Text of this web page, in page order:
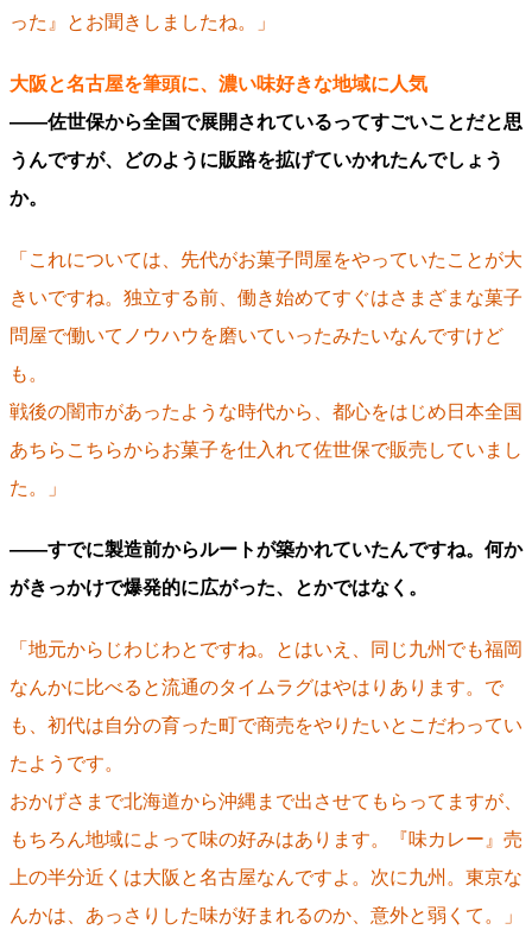
った』とお聞きしましたね。」
大阪と名古屋を筆頭に、濃い味好きな地域に人気
――佐世保から全国で展開されているってすごいことだと思
うんですが、どのように販路を拡げていかれたんでしょう
か。
「これについては、先代がお菓子問屋をやっていたことが大
きいですね。独立する前、働き始めてすぐはさまざまな菓子
問屋で働いてノウハウを磨いていったみたいなんですけど
も。
戦後の闇市があったような時代から、都心をはじめ日本全国
あちらこちらからお菓子を仕入れて佐世保で販売していまし
た。」
――すでに製造前からルートが築かれていたんですね。何か
がきっかけで爆発的に広がった、とかではなく。
「地元からじわじわとですね。とはいえ、同じ九州でも福岡
なんかに比べると流通のタイムラグはやはりあります。で
も、初代は自分の育った町で商売をやりたいとこだわってい
たようです。
おかげさまで北海道から沖縄まで出させてもらってますが、
もちろん地域によって味の好みはあります。『味カレー』売
上の半分近くは大阪と名古屋なんですよ。次に九州。東京な
んかは、あっさりした味が好まれるのか、意外と弱くて。」